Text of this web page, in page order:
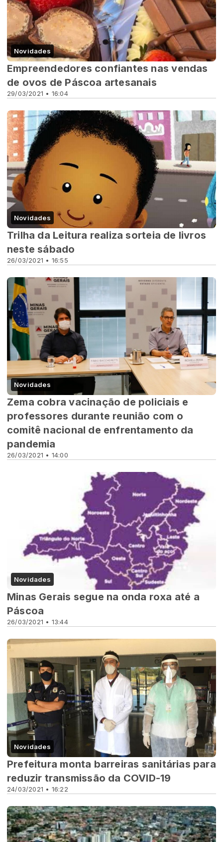
Novidades
29/03/2021 • 16:04
Empreendedores confiantes nas vendas
de ovos de Páscoa artesanais
Novidades
26/03/2021 • 16:55
Trilha da Leitura realiza sorteia de livros
neste sábado
Novidades
26/03/2021 • 14:00
Zema cobra vacinação de policiais e
professores durante reunião com o
comitê nacional de enfrentamento da
pandemia
Novidades
26/03/2021 • 13:44
Minas Gerais segue na onda roxa até a
Páscoa
Novidades
24/03/2021 • 16:22
Prefeitura monta barreiras sanitárias para
reduzir transmissão da COVID-19